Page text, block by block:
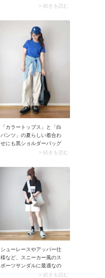
と羽織れるカーディガンを
わないときは肩に掛けて、
アクセサリー感覚でコーデ
ィネートを楽しんでみてく
> 続きを読む
「カラートップス」と「白
パンツ」の夏らしい着合わ
せにも黒ショルダーバッグ
がぴったり。締め色である
さが加わります。
> 続きを読む
シューレースやアッパー仕
様など、スニーカー風のス
ポーツサンダルに最適なの
が「黒ソックス」。スニー
> 続きを読む